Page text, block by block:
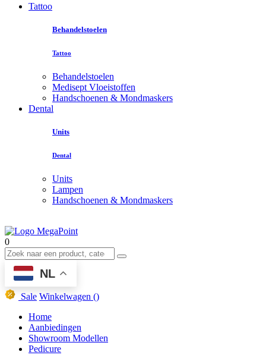
Tattoo
Behandelstoelen
Tattoo
Behandelstoelen
Medisept Vloeistoffen
Handschoenen & Mondmaskers
Dental
Units
Dental
Units
Lampen
Handschoenen & Mondmaskers
0
NL
Sale Winkelwagen ()
Home
Aanbiedingen
Showroom Modellen
Pedicure